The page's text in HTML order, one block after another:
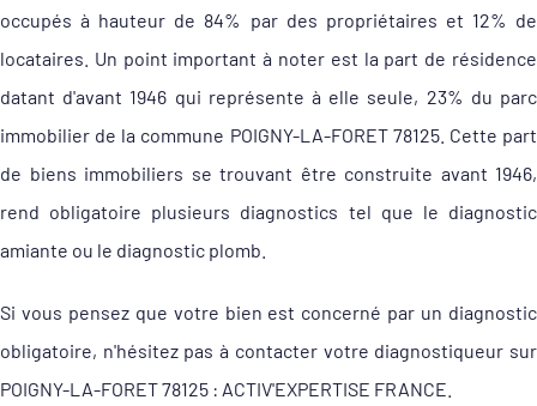
occupés à hauteur de 84% par des propriétaires et 12% de
locataires. Un point important à noter est la part de résidence
datant d'avant 1946 qui représente à elle seule, 23% du parc
immobilier de la commune POIGNY-LA-FORET 78125. Cette part
de biens immobiliers se trouvant être construite avant 1946,
rend obligatoire plusieurs diagnostics tel que le diagnostic
amiante ou le diagnostic plomb.
Si vous pensez que votre bien est concerné par un diagnostic
obligatoire, n'hésitez pas à contacter votre diagnostiqueur sur
POIGNY-LA-FORET 78125 : ACTIV'EXPERTISE FRANCE.